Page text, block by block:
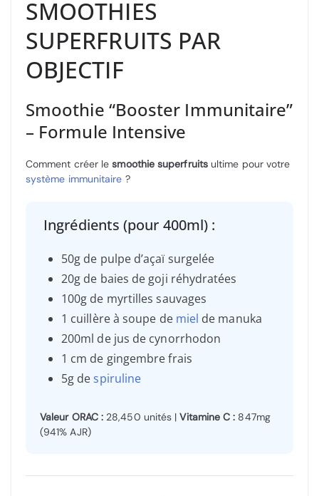
SMOOTHIES
SUPERFRUITS PAR
OBJECTIF
Smoothie “Booster Immunitaire”
– Formule Intensive
Comment créer lesmoothie superfruitsultime pour votre
système immunitaire ?
️ Ingrédients (pour 400ml) :
50g de pulpe d’açaï surgelée
20g de baies de goji réhydratées
100g de myrtilles sauvages
1 cuillère à soupe de miel de manuka
200ml de jus de cynorrhodon
1 cm de gingembre frais
5g despiruline
Valeur ORAC : 28,450 unités |Vitamine C : 847mg
(941% AJR)